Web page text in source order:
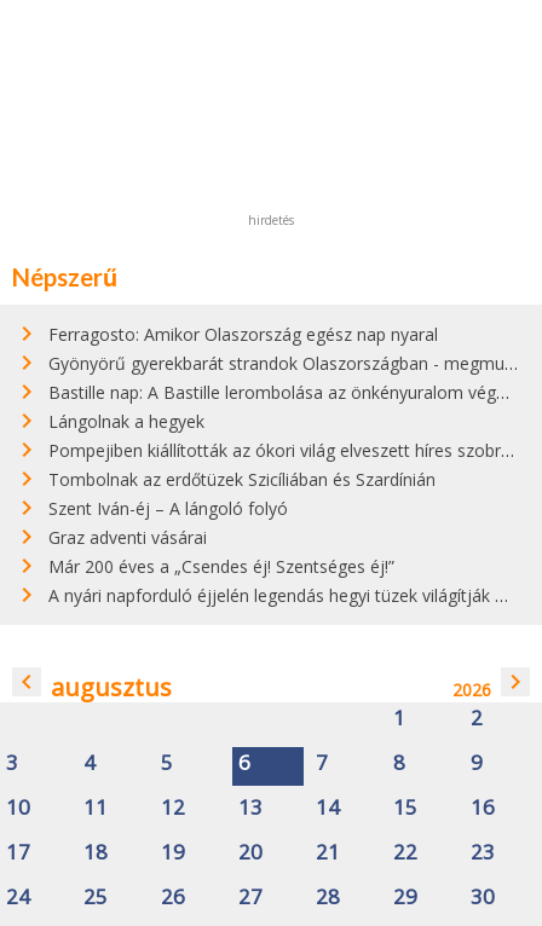
hirdetés
Népszerű
Ferragosto: Amikor Olaszország egész nap nyaral
Gyönyörű gyerekbarát strandok Olaszországban - megmutatjuk a 15 legjobbat
Bastille nap: A Bastille lerombolása az önkényuralom végét jelentette
Lángolnak a hegyek
Pompejiben kiállították az ókori világ elveszett híres szobrának másolatát
Tombolnak az erdőtüzek Szicíliában és Szardínián
Szent Iván-éj – A lángoló folyó
Graz adventi vásárai
Már 200 éves a „Csendes éj! Szentséges éj!”
A nyári napforduló éjjelén legendás hegyi tüzek világítják meg Zugspitzét
navigate_before augusztus 2026 navigate_next
1
2
3
4 5 6 7 8
9
10
11 12 13 14 15
16
17
18 19 20 21 22
23
24
25 26 27 28 29
30